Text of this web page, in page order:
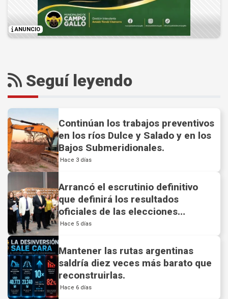
ANUNCIO
Seguí leyendo
Continúan los trabajos preventivos
en los ríos Dulce y Salado y en los
Bajos Submeridionales.
Hace 3 días
Arrancó el escrutinio definitivo
que definirá los resultados
oficiales de las elecciones
municipales.
Hace 5 días
Mantener las rutas argentinas
saldría diez veces más barato que
reconstruirlas.
Hace 6 días